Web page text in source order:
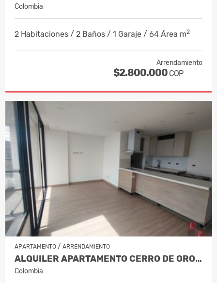
Colombia
2 Habitaciones / 2 Baños / 1 Garaje / 64 Área m2
Arrendamiento
$2.800.000 COP
APARTAMENTO / ARRENDAMIENTO
ALQUILER APARTAMENTO CERRO DE ORO,…
Colombia